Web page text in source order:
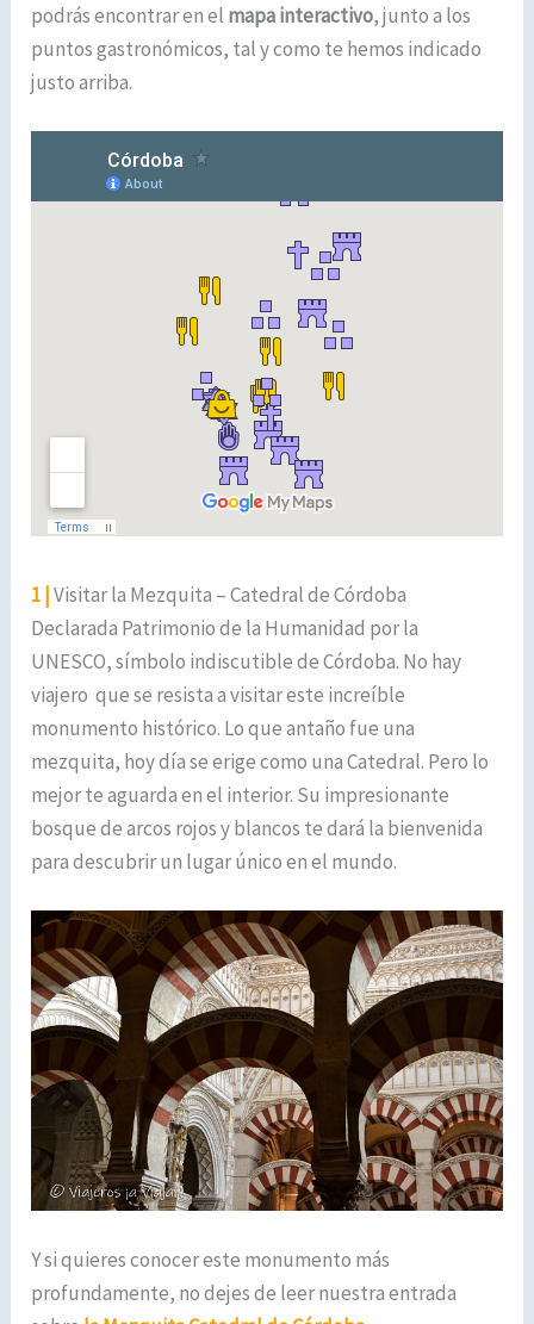
podrás encontrar en el mapa interactivo, junto a los
puntos gastronómicos, tal y como te hemos indicado
justo arriba.
1 |Visitar la Mezquita – Catedral de Córdoba
Declarada Patrimonio de la Humanidad por la
UNESCO, símbolo indiscutible de Córdoba. No hay
viajero que se resista a visitar este increíble
monumento histórico. Lo que antaño fue una
mezquita, hoy día se erige como una Catedral. Pero lo
mejor te aguarda en el interior. Su impresionante
bosque de arcos rojos y blancos te dará la bienvenida
para descubrir un lugar único en el mundo.
Y si quieres conocer este monumento más
profundamente, no dejes de leer nuestra entrada